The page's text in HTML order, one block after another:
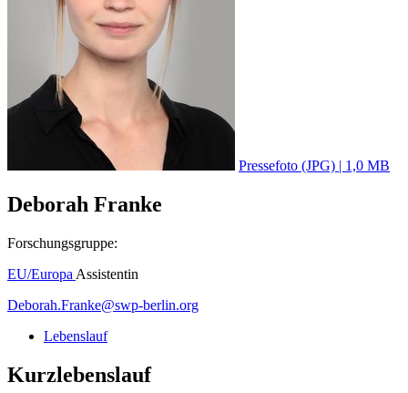
Pressefoto (JPG) | 1,0 MB
Deborah Franke
Forschungsgruppe:
EU/Europa Assistentin
Deborah.Franke@swp-berlin.org
Lebenslauf
Kurzlebenslauf